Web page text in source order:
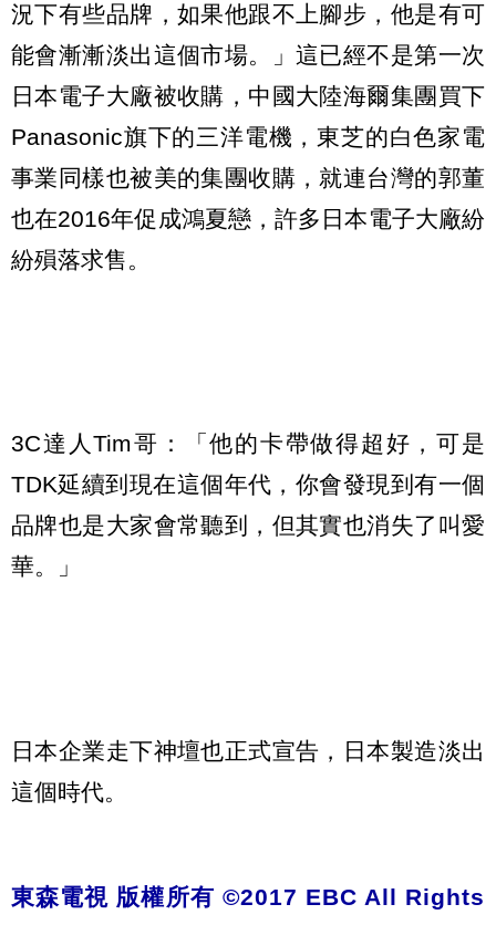
況下有些品牌，如果他跟不上腳步，他是有可
能會漸漸淡出這個市場。」這已經不是第一次
日本電子大廠被收購，中國大陸海爾集團買下
Panasonic旗下的三洋電機，東芝的白色家電
事業同樣也被美的集團收購，就連台灣的郭董
也在2016年促成鴻夏戀，許多日本電子大廠紛
紛殞落求售。
3C達人Tim哥：「他的卡帶做得超好，可是
TDK延續到現在這個年代，你會發現到有一個
品牌也是大家會常聽到，但其實也消失了叫愛
華。」
日本企業走下神壇也正式宣告，日本製造淡出
這個時代。
東森電視 版權所有 ©2017 EBC All Rights